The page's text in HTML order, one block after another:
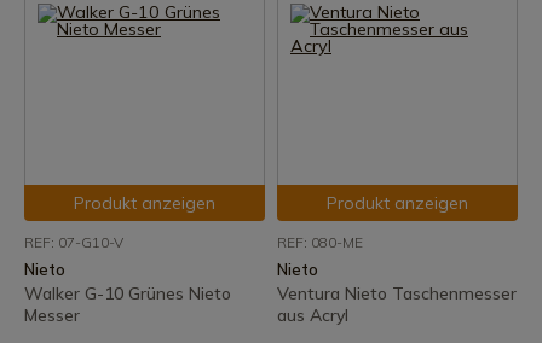
Produkt anzeigen
REF: 07-G10-V
Nieto
Walker G-10 Grünes Nieto
Messer
Produkt anzeigen
REF: 080-ME
Nieto
Ventura Nieto Taschenmesser
aus Acryl